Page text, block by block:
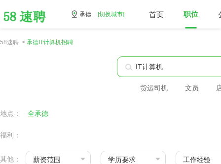
承德 [切换城市] 首页 职位
58速聘 > 承德IT计算机招聘
货运司机 文员
地点： 全承德
福利：
其他： 薪资范围 学历要求 工作经验